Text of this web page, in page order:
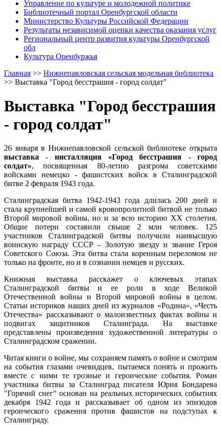
Управление по культуре и молодежной политике
Библиотечный портал Оренбургской области
Министерство Культуры Российской Федерации
Результаты независимой оценки качества оказания услуг
Региональный центр развития культуры Оренбургской
обл
Культура Оренбуржья
Главная >> Нижнепавловская сельская модельная библиотека
>> Выставка "Город бесстрашия - город солдат"
Выставка "Город бесстрашия
- город солдат"
26 января в Нижнепавловской сельской библиотеке открыта
выставка - инсталляция «Город бесстрашия - город
солдат», посвященная 80-летию разгрома советскими
войсками немецко - фашистских войск в Сталинградской
битве 2 февраля 1943 года.
Сталинградская битва 1942-1943 года длилась 200 дней и
стала крупнейшей и самой кровопролитной битвой не только
Второй мировой войны, но и за всю историю ХХ столетия.
Общие потери составили свыше 2 млн человек. 125
участников Сталинградской битвы получили наивысшую
воинскую награду СССР – Золотую звезду и звание Героя
Советского Союза. Эта битва стала коренным переломом не
только на фронте, но и в сознании немцев и русских.
Книжная выставка расскажет о ключевых этапах
Сталинградской битвы и ее роли в ходе Великой
Отечественной войны и Второй мировой войны в целом.
Статьи историков наших дней из журналов «Родина», «Честь
Отечества» рассказывают о малоизвестных фактах войны и
подвигах защитников Сталинграда. На выставке
представлены произведения художественной литературы о
Сталинградском сражении.
Читая книги о войне, мы сохраняем память о войне и смотрим
на события глазами очевидцев, пытаемся понять и прожить
вместе с ними те грозные и героические события. Роман
участника битвы за Сталинград писателя Юрия Бондарева
"Горячий снег" основан на реальных исторических событиях
декабря 1942 года и рассказывает об одном из эпизодов
героического сражения против фашистов на подступах к
Сталинграду.